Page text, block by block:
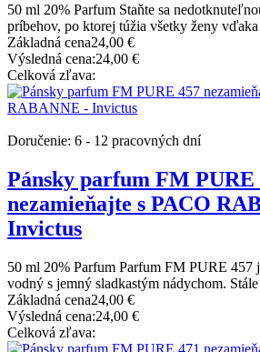
50 ml 20% Parfum Staňte sa
príbehov, po ktorej túžia všetky ženy
Základná cena24,00 €
Výsledná cena:24,00 €
Celková zľava:
Doručenie: 6 - 12 pracovných dní
Pánsky parfum FM PURE
nezamieňajte s PACO
Invictus
50 ml 20% Parfum Parfum FM PURE 457
vodný s jemný sladkastým nádychom.
Základná cena24,00 €
Výsledná cena:24,00 €
Celková zľava: